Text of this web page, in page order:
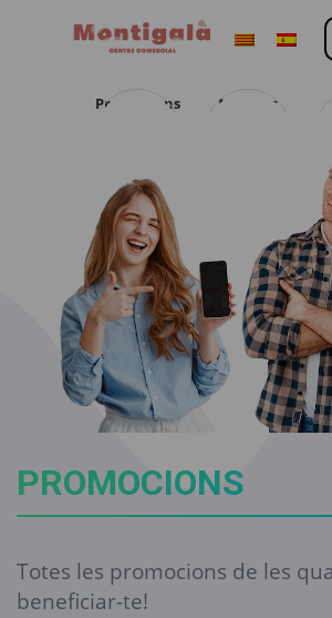
Promocions Noticies
PROMOCIONS
Totes les promocions de les
beneficiar-te!